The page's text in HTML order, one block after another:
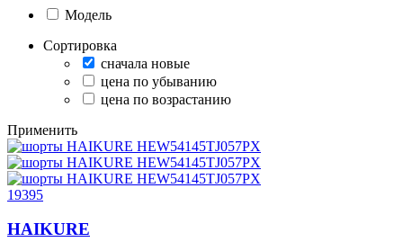
Модель
Сортировка
сначала новые
цена по убыванию
цена по возрастанию
Применить
19395
HAIKURE